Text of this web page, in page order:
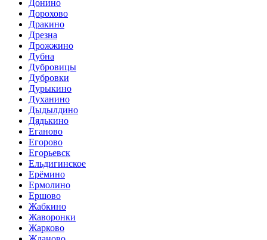
Донино
Дорохово
Дракино
Дрезна
Дрожжино
Дубна
Дубровицы
Дубровки
Дурыкино
Духанино
Дыдылдино
Дядькино
Еганово
Егорово
Егорьевск
Ельдигинское
Ерёмино
Ермолино
Ершово
Жабкино
Жаворонки
Жарково